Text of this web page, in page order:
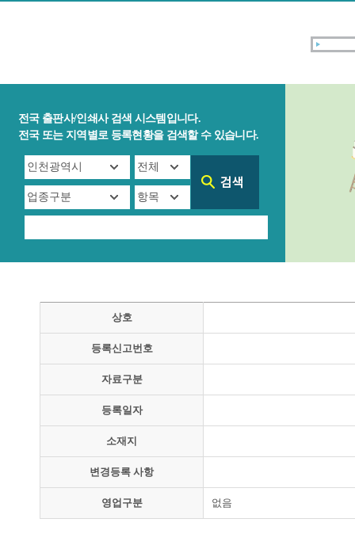
전국 출판사/인쇄사 검색 시스템입니다.
전국 또는 지역별로 등록현황을 검색할 수 있습니다.
상호
등록신고번호
자료구분
등록일자
소재지
변경등록 사항
영업구분 없음